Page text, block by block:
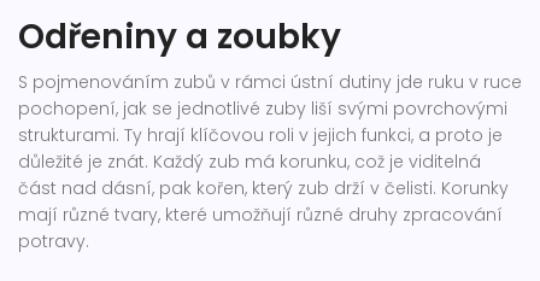
Odřeniny a zoubky
S pojmenováním zubů v rámci ústní dutiny jde ruku v ruce
pochopení, jak se jednotlivé zuby liší svými povrchovými
strukturami. Ty hrají klíčovou roli v jejich funkci, a proto je
důležité je znát. Každý zub má korunku, což je viditelná
část nad dásní, pak kořen, který zub drží v čelisti. Korunky
mají různé tvary, které umožňují různé druhy zpracování
potravy.